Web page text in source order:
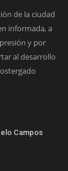
de la ciudad
informada, a
y por
al desarrollo
Campos